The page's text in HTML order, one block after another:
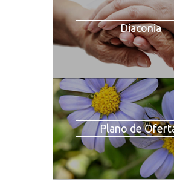
Diaconia
Plano de